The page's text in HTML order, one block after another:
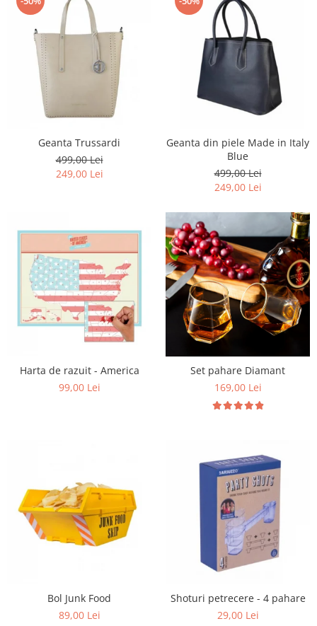
Geanta Trussardi
499,00 Lei
249,00 Lei
Geanta din piele Made in Italy
Blue
499,00 Lei
249,00 Lei
Harta de razuit - America
99,00 Lei
Set pahare Diamant
169,00 Lei
Bol Junk Food
89,00 Lei
Shoturi petrecere - 4 pahare
29,00 Lei